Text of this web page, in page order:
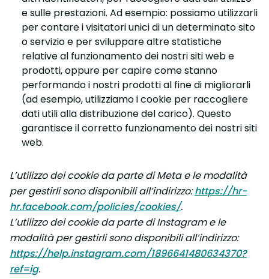
e sulle prestazioni. Ad esempio: possiamo utilizzarli
per contare i visitatori unici di un determinato sito
o servizio e per sviluppare altre statistiche
relative al funzionamento dei nostri siti web e
prodotti, oppure per capire come stanno
performando i nostri prodotti al fine di migliorarli
(ad esempio, utilizziamo i cookie per raccogliere
dati utili alla distribuzione del carico). Questo
garantisce il corretto funzionamento dei nostri siti
web.
L’utilizzo dei cookie da parte di Meta e le modalità
per gestirli sono disponibili all’indirizzo:https://hr-
hr.facebook.com/policies/cookies/.
L’utilizzo dei cookie da parte di Instagram e le
modalità per gestirli sono disponibili all’indirizzo:
https://help.instagram.com/1896641480634370?
ref=ig.